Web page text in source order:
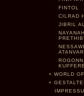
FINTOL
CILRAD
JIBRIL
NAYANAH
ROGONN
+ WORLD
+